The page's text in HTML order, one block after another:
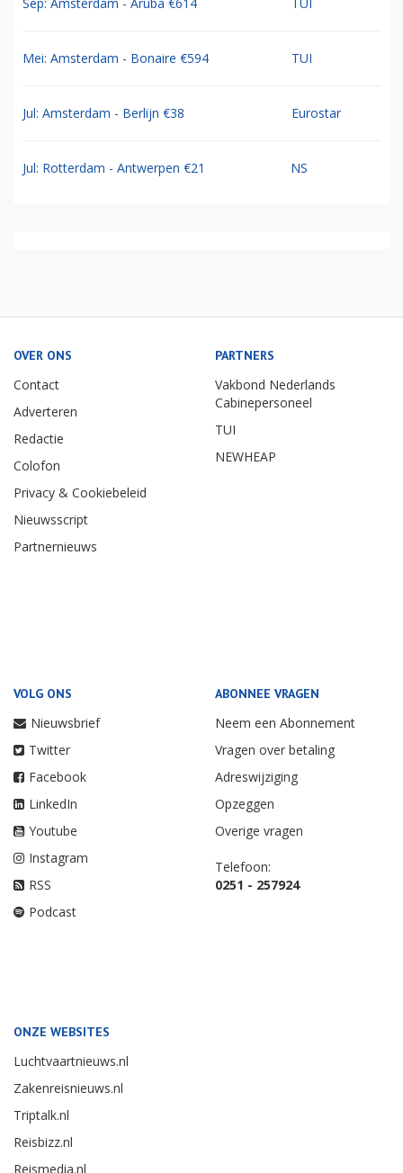
Sep: Amsterdam - Aruba €614 TUI
Mei: Amsterdam - Bonaire €594 TUI
Jul: Amsterdam - Berlijn €38 Eurostar
Jul: Rotterdam - Antwerpen €21 NS
OVER ONS
Contact
Adverteren
Redactie
Colofon
Privacy & Cookiebeleid
Nieuwsscript
Partnernieuws
PARTNERS
Vakbond Nederlands
Cabinepersoneel
TUI
NEWHEAP
VOLG ONS
Nieuwsbrief
Twitter
Facebook
LinkedIn
Youtube
Instagram
RSS
Podcast
ABONNEE VRAGEN
Neem een Abonnement
Vragen over betaling
Adreswijziging
Opzeggen
Overige vragen
Telefoon:
0251 - 257924
ONZE WEBSITES
Luchtvaartnieuws.nl
Zakenreisnieuws.nl
Triptalk.nl
Reisbizz.nl
Reismedia.nl